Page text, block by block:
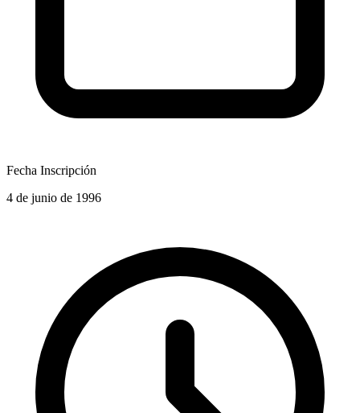
Fecha Inscripción
4 de junio de 1996